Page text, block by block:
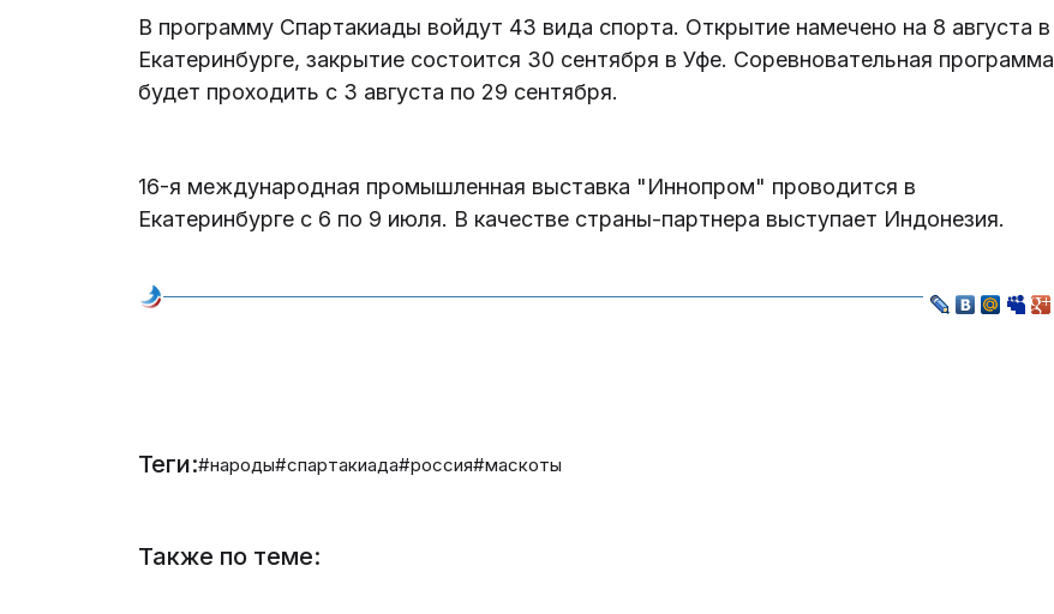
В программу Спартакиады войдут 43 вида спорта. Открытие намечено на 8 августа в
Екатеринбурге, закрытие состоится 30 сентября в Уфе. Соревновательная программа
будет проходить с 3 августа по 29 сентября.
16-я международная промышленная выставка "Иннопром" проводится в
Екатеринбурге с 6 по 9 июля. В качестве страны-партнера выступает Индонезия.
Теги:#народы#спартакиада#россия#маскоты
Также по теме: